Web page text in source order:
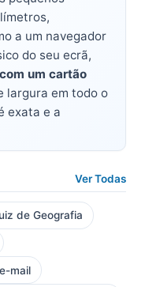
a um navegador
do seu ecrã,
um cartão
largura em todo o
exata e a
Ver Todas
de Geografia
mail